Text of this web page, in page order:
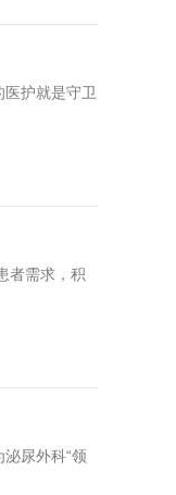
医护就是守卫
者需求，积
尿外科“领